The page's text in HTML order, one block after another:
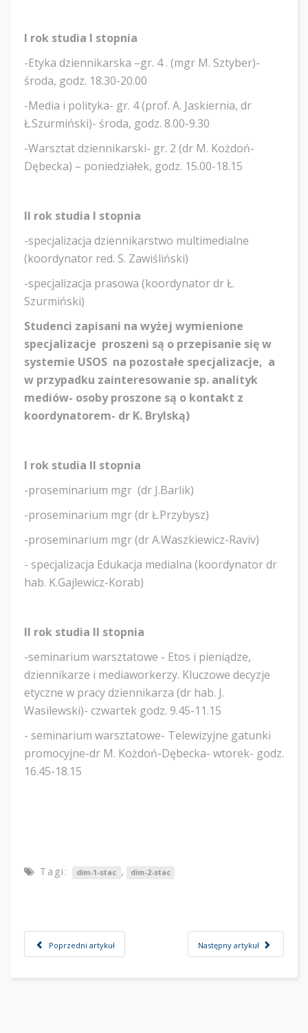
I rok studia I stopnia
-Etyka dziennikarska –gr. 4 . (mgr M. Sztyber)-
środa, godz. 18.30-20.00
-Media i polityka- gr. 4 (prof. A. Jaskiernia, dr
Ł.Szurmiński)- środa, godz. 8.00-9.30
-Warsztat dziennikarski- gr. 2 (dr M. Kożdoń-
Dębecka) – poniedziałek, godz. 15.00-18.15
II rok studia I stopnia
-specjalizacja dziennikarstwo multimedialne
(koordynator red. S. Zawiśliński)
-specjalizacja prasowa (koordynator dr Ł.
Szurmiński)
Studenci zapisani na wyżej wymienione
specjalizacje proszeni są o przepisanie się w
systemie USOS na pozostałe specjalizacje, a
w przypadku zainteresowanie sp. analityk
mediów- osoby proszone są o kontakt z
koordynatorem- dr K. Brylską)
I rok studia II stopnia
-proseminarium mgr (dr J.Barlik)
-proseminarium mgr (dr Ł.Przybysz)
-proseminarium mgr (dr A.Waszkiewicz-Raviv)
- specjalizacja Edukacja medialna (koordynator dr
hab. K.Gajlewicz-Korab)
II rok studia II stopnia
-seminarium warsztatowe - Etos i pieniądze,
dziennikarze i mediaworkerzy. Kluczowe decyzje
etyczne w pracy dziennikarza (dr hab. J.
Wasilewski)- czwartek godz. 9.45-11.15
- seminarium warsztatowe- Telewizyjne gatunki
promocyjne-dr M. Kożdoń-Dębecka- wtorek- godz.
16.45-18.15
Tagi: dim-1-stac , dim-2-stac
Poprzedni artykuł Następny artykuł